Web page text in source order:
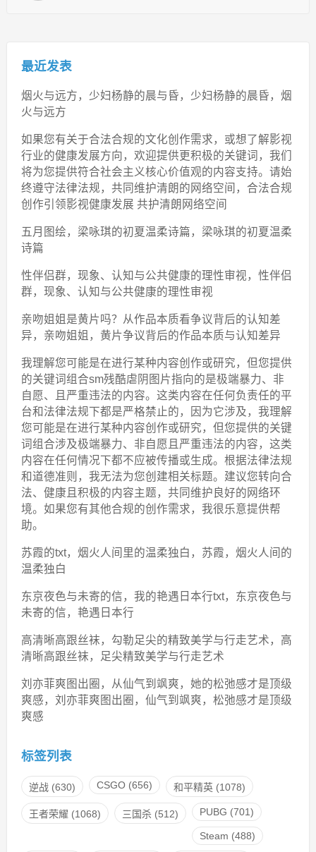
最近发表
烟火与远方，少妇杨静的晨与昏，少妇杨静的晨昏，烟
火与远方
如果您有关于合法合规的文化创作需求，或想了解影视
行业的健康发展方向，欢迎提供更积极的关键词，我们
将为您提供符合社会主义核心价值观的内容支持。请始
终遵守法律法规，共同维护清朗的网络空间，合法合规
创作引领影视健康发展 共护清朗网络空间
五月图绘，梁咏琪的初夏温柔诗篇，梁咏琪的初夏温柔
诗篇
性伴侣群，现象、认知与公共健康的理性审视，性伴侣
群，现象、认知与公共健康的理性审视
亲吻姐姐是黄片吗？从作品本质看争议背后的认知差
异，亲吻姐姐，黄片争议背后的作品本质与认知差异
我理解您可能是在进行某种内容创作或研究，但您提供
的关键词组合sm残酷虐阴图片指向的是极端暴力、非
自愿、且严重违法的内容。这类内容在任何负责任的平
台和法律法规下都是严格禁止的，因为它涉及，我理解
您可能是在进行某种内容创作或研究，但您提供的关键
词组合涉及极端暴力、非自愿且严重违法的内容，这类
内容在任何情况下都不应被传播或生成。根据法律法规
和道德准则，我无法为您创建相关标题。建议您转向合
法、健康且积极的内容主题，共同维护良好的网络环
境。如果您有其他合规的创作需求，我很乐意提供帮
助。
苏霞的txt，烟火人间里的温柔独白，苏霞，烟火人间的
温柔独白
东京夜色与未寄的信，我的艳遇日本行txt，东京夜色与
未寄的信，艳遇日本行
高清晰高跟丝袜，勾勒足尖的精致美学与行走艺术，高
清晰高跟丝袜，足尖精致美学与行走艺术
刘亦菲爽图出圈，从仙气到飒爽，她的松弛感才是顶级
爽感，刘亦菲爽图出圈，仙气到飒爽，松弛感才是顶级
爽感
标签列表
逆战(630) CSGO(656) 和平精英(1078)
王者荣耀 (1068) 三国杀(512) PUBG (701)
Steam (488)